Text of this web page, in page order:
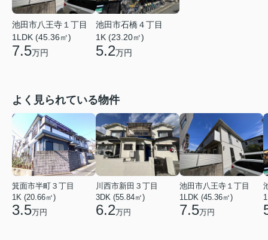
池田市八王寺１丁目
1LDK (45.36㎡)
7.5万円
池田市石橋４丁目
1K (23.20㎡)
5.2万円
よく見られている物件
箕面市半町３丁目
1K (20.66㎡)
3.5万円
川西市新田３丁目
3DK (55.84㎡)
6.2万円
池田市八王寺１丁目
1LDK (45.36㎡)
7.5万円